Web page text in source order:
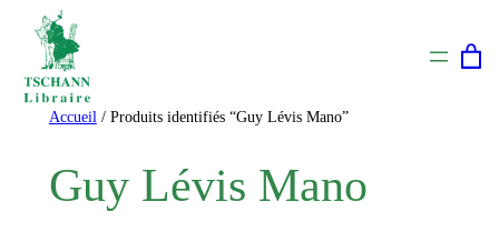
Aller
contenu
Accueil / Produits identifiés “Guy Lévis Mano”
Guy Lévis Mano